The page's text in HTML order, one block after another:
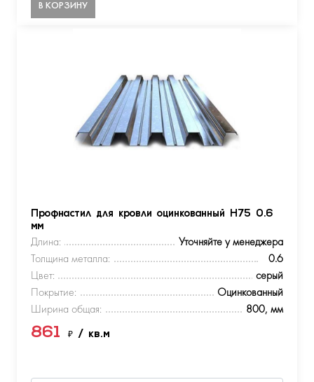
В КОРЗИНУ
Профнастил для кровли оцинкованный Н75 0.6
мм
Длина:
Уточняйте у менеджера
Толщина металла:
0.6
Цвет:
серый
Покрытие:
Оцинкованный
Ширина общая:
800, мм
861 ₽ / кв.м